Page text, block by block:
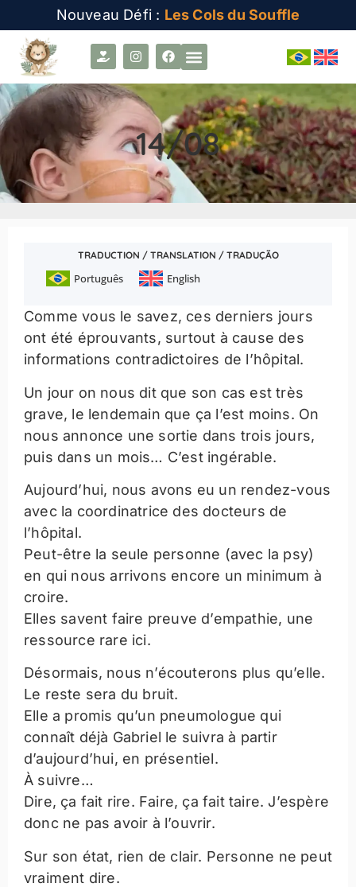
Nouveau Défi : Les Cols du Souffle
14/08
TRADUCTION / TRANSLATION / TRADUÇÃO
Português English
Comme vous le savez, ces derniers jours
ont été éprouvants, surtout à cause des
informations contradictoires de l’hôpital.
Un jour on nous dit que son cas est très
grave, le lendemain que ça l’est moins. On
nous annonce une sortie dans trois jours,
puis dans un mois… C’est ingérable.
Aujourd’hui, nous avons eu un rendez-vous
avec la coordinatrice des docteurs de
l’hôpital.
Peut-être la seule personne (avec la psy)
en qui nous arrivons encore un minimum à
croire.
Elles savent faire preuve d’empathie, une
ressource rare ici.
Désormais, nous n’écouterons plus qu’elle.
Le reste sera du bruit.
Elle a promis qu’un pneumologue qui
connaît déjà Gabriel le suivra à partir
d’aujourd’hui, en présentiel.
À suivre…
Dire, ça fait rire. Faire, ça fait taire. J’espère
donc ne pas avoir à l’ouvrir.
Sur son état, rien de clair. Personne ne peut
vraiment dire.